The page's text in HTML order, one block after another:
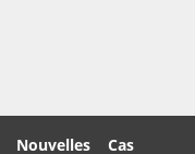
Nouvelles Cas